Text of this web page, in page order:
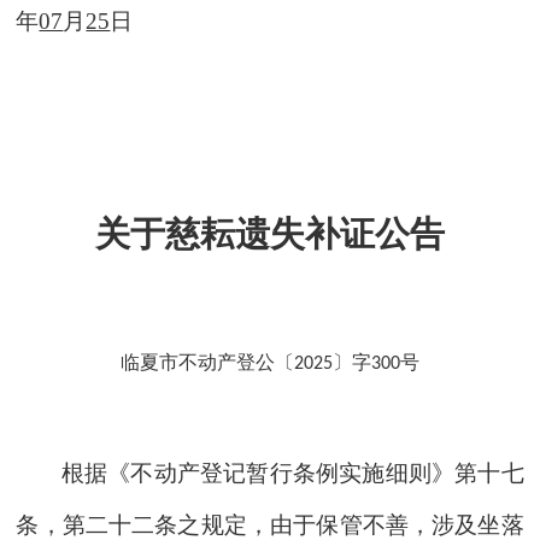
年07月25 日
关于慈耘遗失补证公告
临夏市不动产登公〔2025〕字300号
根据《不动产登记暂行条例实施细则》第十七
条，第二十二条之规定，由于保管不善，涉及坐落